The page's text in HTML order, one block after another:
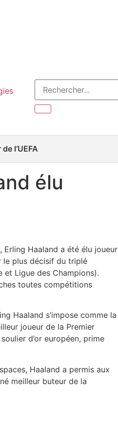
l’UEFA
élu
Erling Haaland a été élu joueur
le plus décisif du triplé
et Ligue des Champions).
toutes compétitions
Haaland s’impose comme la
joueur de la Premier
d’or européen, prime
Haaland a permis aux
meilleur buteur de la